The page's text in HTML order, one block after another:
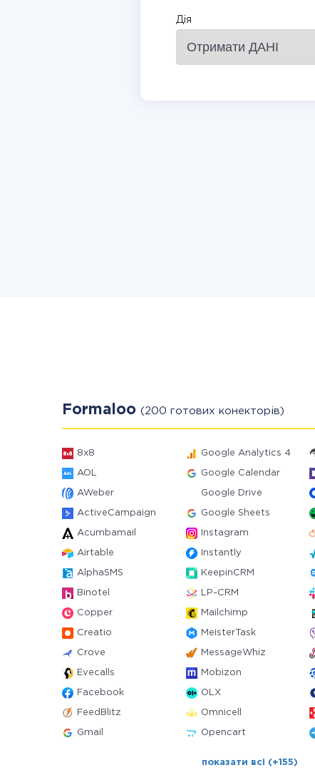
Дія
Formaloo (200 готових конекторів)
8x8 Google Analytics 4
AOL Google Calendar
AWeber Google Drive
ActiveCampaign Google Sheets
Acumbamail Instagram
Airtable Instantly
AlphaSMS KeepinCRM
Binotel LP-CRM
Copper Mailchimp
Creatio MeisterTask
Crove MessageWhiz
Evecalls Mobizon
Facebook OLX
FeedBlitz Omnicell
Gmail Opencart
показати всі (+155)